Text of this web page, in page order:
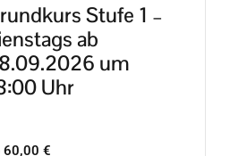
Stufe 1 –
ab
um
Uhr
60,00 €